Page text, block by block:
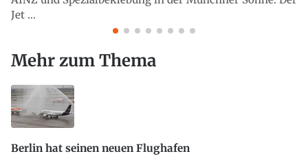
Jet ...
Mehr zum Thema
Berlin hat seinen neuen Flughafen